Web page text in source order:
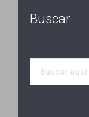
Buscar